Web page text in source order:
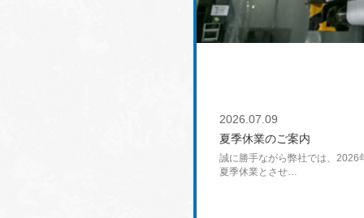
2026.07.09
夏季休業のご案内
誠に勝手ながら弊社では、2026
夏季休業とさせ…